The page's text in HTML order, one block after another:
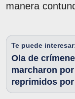
manera
Te puede
Ola de
marcharon
reprimidos